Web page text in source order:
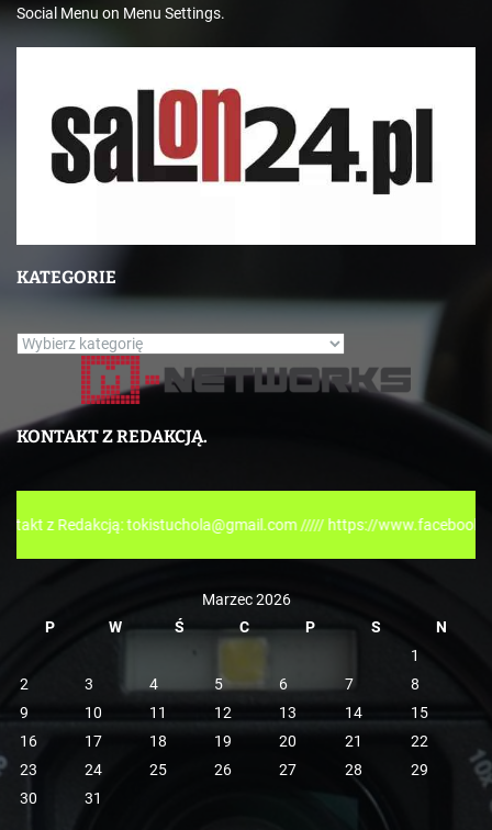
Social Menu on Menu Settings.
KATEGORIE
K
e
i
e
KONTAKT Z REDAKCJĄ.
tokistuchola@gmail.com ///// https://www.facebook.com/
Marzec 2026
P
W Ś C P S
N
1
2
3 4 5 6 7
8
9
10 11 12 13 14
15
16
17 18 19 20 21
22
23
24 25 26 27 28
29
30
31